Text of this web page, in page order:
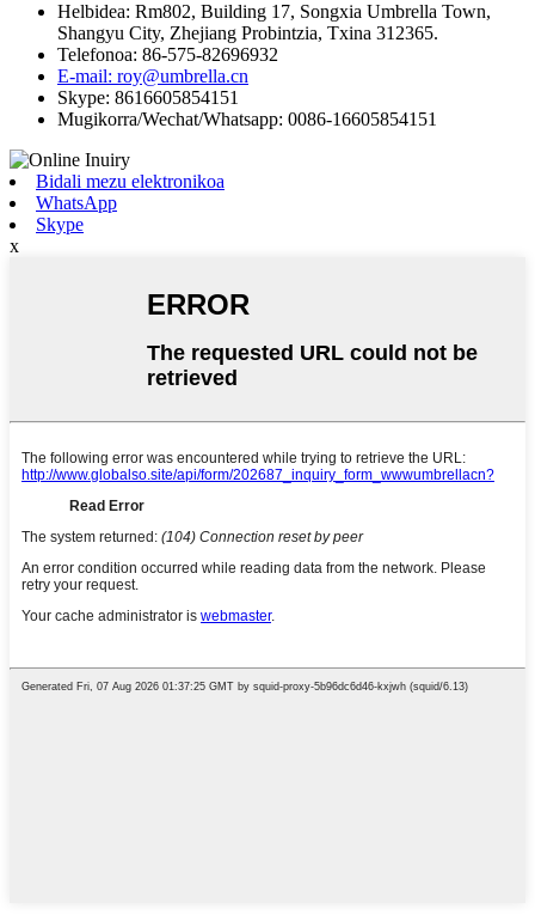
Helbidea: Rm802, Building 17, Songxia Umbrella Town,
Shangyu City, Zhejiang Probintzia, Txina 312365.
Telefonoa: 86-575-82696932
E-mail: roy@umbrella.cn
Skype: 8616605854151
Mugikorra/Wechat/Whatsapp: 0086-16605854151
Bidali mezu elektronikoa
WhatsApp
Skype
x